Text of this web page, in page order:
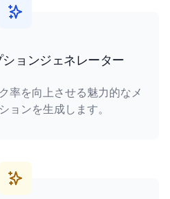
ョンジェネレーター
率を向上させる魅力的なメ
ョンを生成します。